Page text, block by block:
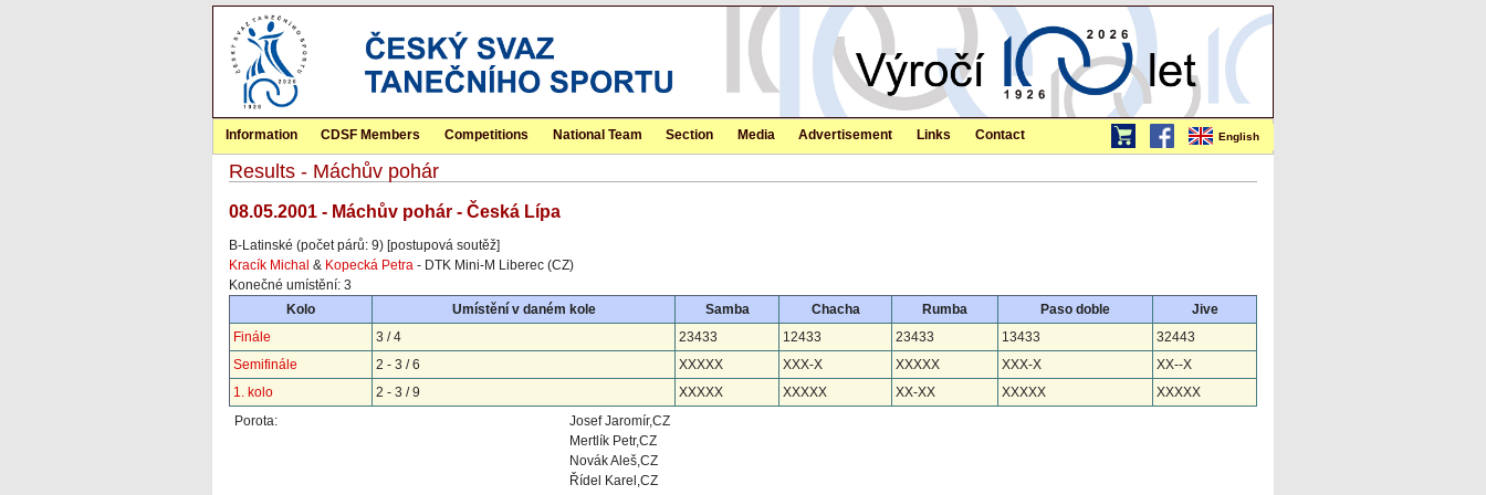
English
Information CDSF Members Competitions National Team Section Media Advertisement Links Contact
Results - Máchův pohár
08.05.2001 - Máchův pohár - Česká Lípa
B-Latinské (počet párů: 9) [postupová soutěž]
Kracík Michal & Kopecká Petra - DTK Mini-M Liberec (CZ)
Konečné umístění: 3
Kolo
Umístění v daném kole Samba Chacha Rumba Paso doble
Jive
Finále
3 / 4 23433 12433 23433 13433
32443
Semifinále
2 - 3 / 6 XXXXX XXX-X XXXXX XXX-X
XX--X
1. kolo
2 - 3 / 9 XXXXX XXXXX XX-XX XXXXX
XXXXX
Porota:
Josef Jaromír,CZ
Mertlík Petr,CZ
Novák Aleš,CZ
Řídel Karel,CZ